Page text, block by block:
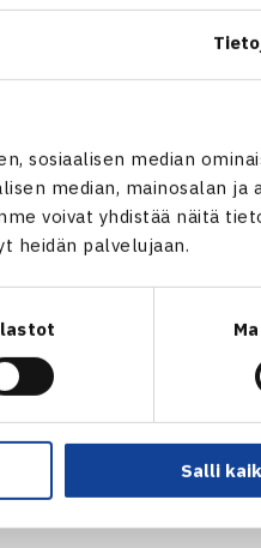
sosiaalisen median
median, mainosalan ja
voivat yhdistää näitä
heidän palvelujaan.
Salli